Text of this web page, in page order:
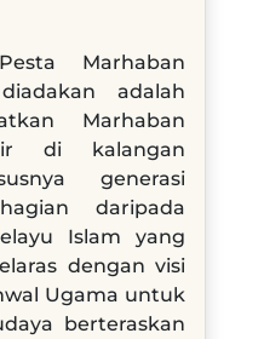
Marhaban
adalah
Marhaban
di kalangan
generasi
daripada
Islam yang
dengan visi
Ugama untuk
berteraskan